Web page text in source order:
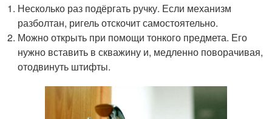
Несколько раз подёргать ручку. Если механизм
разболтан, ригель отскочит самостоятельно.
Можно открыть при помощи тонкого предмета. Его
нужно вставить в скважину и, медленно поворачивая,
отодвинуть штифты.